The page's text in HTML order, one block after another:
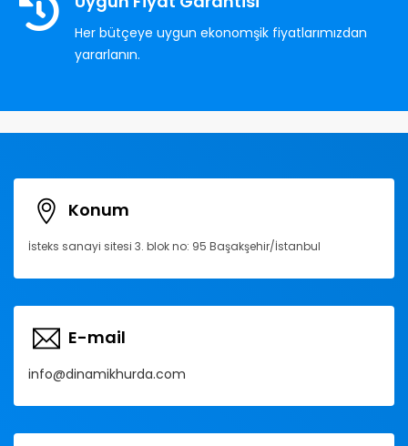
Her bütçeye uygun ekonomşik fiyatlarımızdan
yararlanın.
Konum
İsteks sanayi sitesi 3. blok no: 95 Başakşehir/İstanbul
E-mail
info@dinamikhurda.com